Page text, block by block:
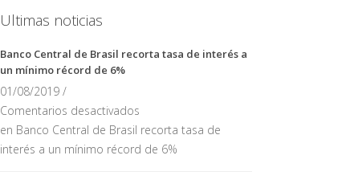
Ultimas noticias
Banco Central de Brasil recorta tasa de interés a
un mínimo récord de 6%
01/08/2019 /
Comentarios desactivados
en Banco Central de Brasil recorta tasa de
interés a un mínimo récord de 6%